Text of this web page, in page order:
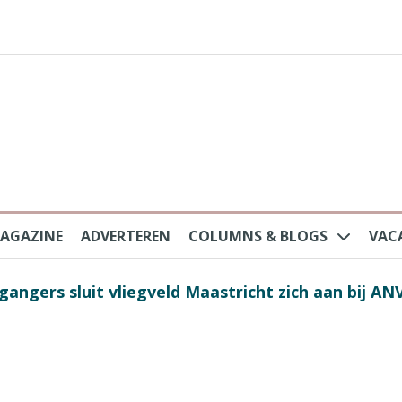
ADVERTEREN COLUMNS & BLOGS
na protesten massatoerisme: ‘Nederlandse